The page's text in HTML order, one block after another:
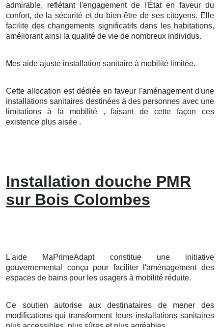
admirable, reflétant l'engagement de l'État en faveur du
confort, de la sécurité et du bien-être de ses citoyens. Elle
facilite des changements significatifs dans les habitations,
améliorant ainsi la qualité de vie de nombreux individus.
Mes aide ajuste installation sanitaire à mobilité limitée.
Cette allocation est dédiée en faveur l'aménagement d'une
installations sanitaires destinées à des personnes avec une
limitations à la mobilité , faisant de cette façon ces
existence plus aisée .
Installation douche PMR
sur Bois Colombes
L'aide MaPrimeAdapt constitue une initiative
gouvernemental conçu pour faciliter l'aménagement des
espaces de bains pour les usagers à mobilité réduite.
Ce soutien autorise aux destinataires de mener des
modifications qui transforment leurs installations sanitaires